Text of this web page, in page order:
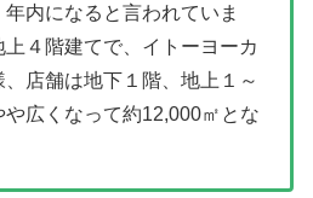
内になると言われていま
４階建てで、イトーヨーカ
、店舗は地下１階、地上１～
や広くなって約12,000㎡とな